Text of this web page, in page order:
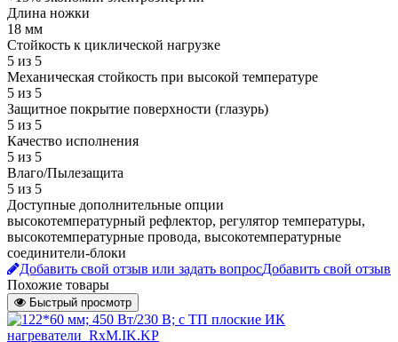
Длина ножки
18 мм
Стойкость к циклической нагрузке
5 из 5
Механическая стойкость при высокой температуре
5 из 5
Защитное покрытие поверхности (глазурь)
5 из 5
Качество исполнения
5 из 5
Влаго/Пылезащита
5 из 5
Доступные дополнительные опции
высокотемпературный рефлектор, регулятор температуры,
высокотемпературные провода, высокотемпературные
соединители-блоки
Добавить свой отзыв или задать вопросДобавить свой отзыв
Похожие товары
Быстрый просмотр